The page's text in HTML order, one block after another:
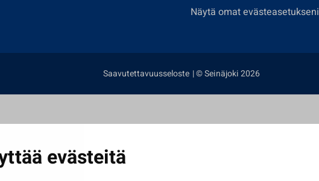
evästeitä
Näytä omat evästeasetukseni
Saavutettavuusseloste | © Seinäjoki 2026